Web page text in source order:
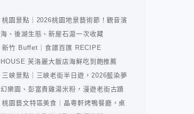
桃園景點｜2026桃園地景藝術節！觀音濱
海、後湖生態、新屋石滬一次收藏
新竹 Buffet｜食譜百匯 RECIPE
HOUSE 芙洛麗大飯店海鮮吃到飽推薦
三峽景點｜三峽老街半日遊，2026藍染夢
幻樂園、彭富貴雞湯米粉，漫遊老街古蹟
桃園藝文特區美食｜晶粵軒烤鴨餐廳，桌